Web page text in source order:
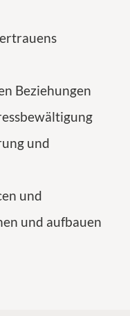
Beziehungen
und
und
und aufbauen